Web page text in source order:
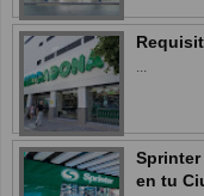
...
en tu